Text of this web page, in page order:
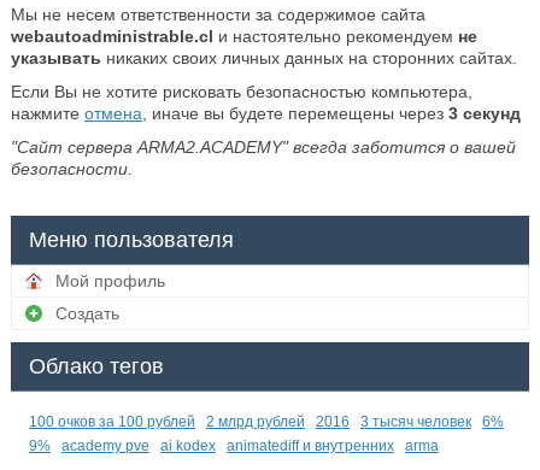
Мы не несем ответственности за содержимое сайта
webautoadministrable.cl и настоятельно рекомендуем не
указывать никаких своих личных данных на сторонних сайтах.
Если Вы не хотите рисковать безопасностью компьютера,
нажмите отмена , иначе вы будете перемещены через 2секунд
"Сайт сервера ARMA2.ACADEMY" всегда заботится о вашей
безопасности.
Меню пользователя
Мой профиль
Создать
Облако тегов
100 очков за 100 рублей 2 млрд рублей 2016 3 тысяч человек
6%
9%
academy pve ai kodex animatediff и внутренних arma